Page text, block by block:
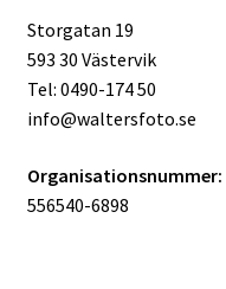
Batterier övriga
Film & Engångskameror
Storgatan 19
593 30 Västervik
Tel: 0490-174 50
info@waltersfoto.se
Organisationsnummer:
556540-6898